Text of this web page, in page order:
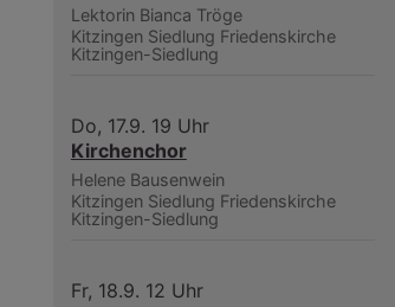
Lektorin Bianca Tröge
Kitzingen Siedlung Friedenskirche
Kitzingen-Siedlung
Do, 17.9. 19 Uhr
Kirchenchor
Helene Bausenwein
Kitzingen Siedlung Friedenskirche
Kitzingen-Siedlung
Fr, 18.9. 12 Uhr